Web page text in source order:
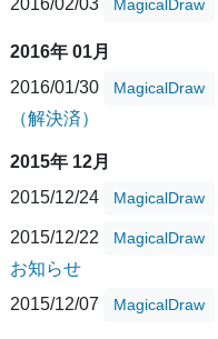
2016/02/03 MagicalDraw
2016年 01月
2016/01/30
MagicalDraw
（解決済）
2015年 12月
2015/12/24
MagicalDraw
2015/12/22 MagicalDraw
お知らせ
2015/12/07
MagicalDraw